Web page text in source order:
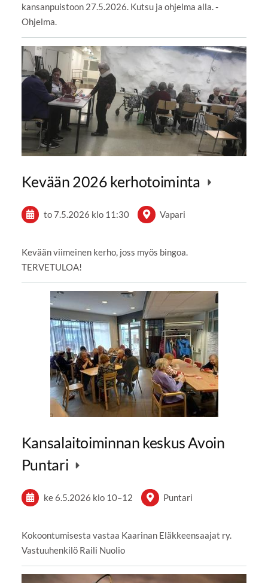
kansanpuistoon 27.5.2026. Kutsu ja ohjelma alla. -
Ohjelma.
Kevään 2026 kerhotoiminta
to 7.5.2026 klo 11:30 Vapari
Kevään viimeinen kerho, joss myös bingoa.
TERVETULOA!
Kansalaitoiminnan keskus Avoin
Puntari
ke 6.5.2026 klo 10–12 Puntari
Kokoontumisesta vastaa Kaarinan Eläkkeensaajat ry.
Vastuuhenkilö Raili Nuolio